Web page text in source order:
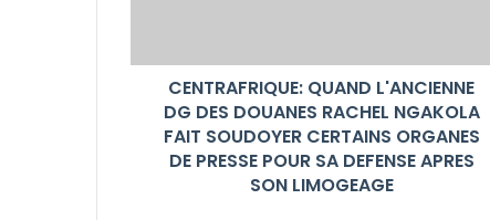
CENTRAFRIQUE: QUAND L'ANCIENNE
DG DES DOUANES RACHEL NGAKOLA
FAIT SOUDOYER CERTAINS ORGANES
DE PRESSE POUR SA DEFENSE APRES
SON LIMOGEAGE